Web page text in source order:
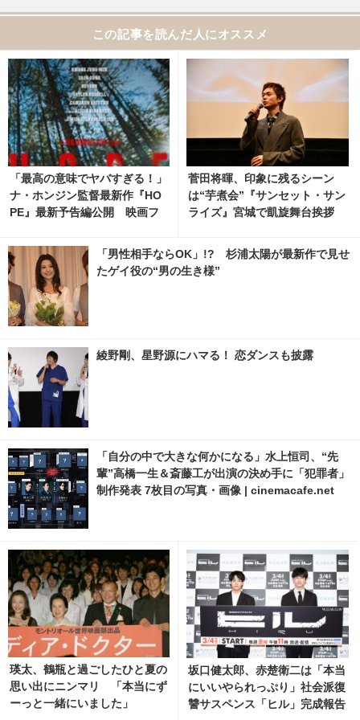
この記事を読んだ人にオススメ
「最高の意味でヤバすぎる！」
ナ・ホンジン監督最新作『HO
PE』最新予告編公開 映画フ
菅田将暉、印象に残るシーン
は“芋煮会”『サンセット・サン
ライズ』宮城で凱旋舞台挨拶
「男性相手ならOK」!? 杉浦太陽が最新作で見せ
たゲイ役の“男の生き様”
綾野剛、星野源にハマる！ 恋ダンスも披露
「自分の中で大きな何かになる」水上恒司、“先
輩”高橋一生＆斎藤工が出演の決め手に「犯罪者」
制作発表 7枚目の写真・画像 | cinemacafe.net
瑛太、鶴瓶と過ごしたひと夏の
思い出にニンマリ 「本当にず
ーっと一緒にいました」
坂口健太郎、赤楚衛二は「本当
にいいやられっぷり」社会派復
讐サスペンス「ヒル」完成報告